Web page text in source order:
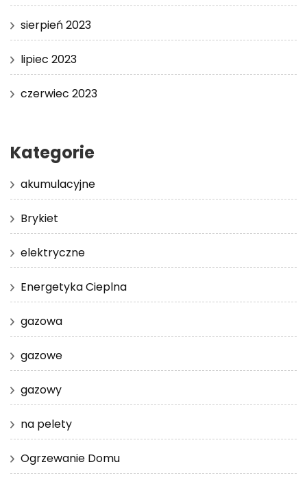
sierpień 2023
lipiec 2023
czerwiec 2023
Kategorie
akumulacyjne
Brykiet
elektryczne
Energetyka Cieplna
gazowa
gazowe
gazowy
na pelety
Ogrzewanie Domu